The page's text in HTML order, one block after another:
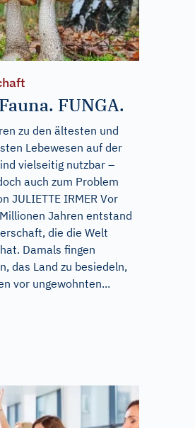
FUNGA.
zu den ältesten und
Lebewesen auf der
vielseitig nutzbar –
auch zum Problem
JULIETTE IRMER Vor
Jahren entstand
die die Welt
Damals fingen
das Land zu besiedeln,
vor ungewohnten...